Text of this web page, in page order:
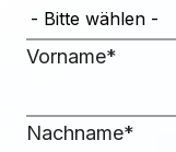
Vorname*
Nachname*